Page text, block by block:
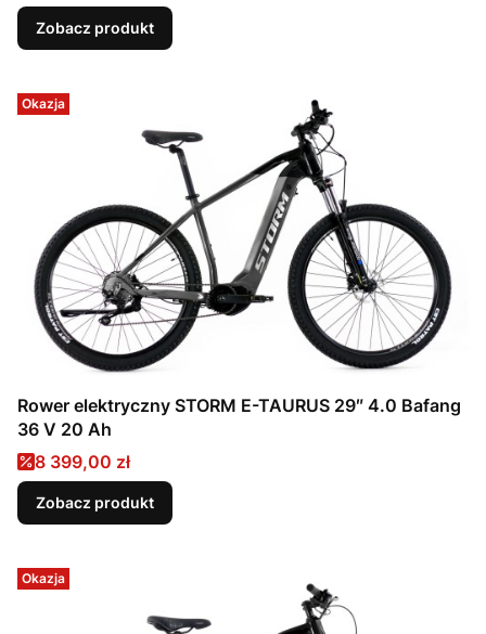
Zobacz produkt
Okazja
Rower elektryczny STORM E-TAURUS 29″ 4.0 Bafang
36 V 20 Ah
Cena promocyjna
8 399,00 zł
Zobacz produkt
Okazja